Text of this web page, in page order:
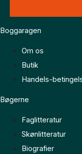
Boggaragen
Om os
Butik
Handels-
Bøgerne
Faglitteratur
Skønlitteratur
Biografier